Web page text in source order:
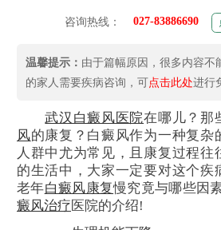
咨询热线： 027-83886690
温馨提示： 由于篇幅原因，很多内容不
的家人需要疾病咨询，可点击此处进行
武汉白癜风医院在哪儿？那
风的康复？白癜风作为一种复杂
人群中尤为常见，且康复过程往
的生活中，大家一定要对这个疾
老年白癜风康复慢究竟与哪些因
癜风治疗 医院的介绍!